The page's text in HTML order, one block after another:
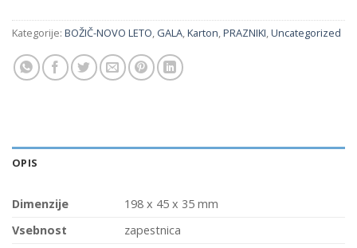
Kategorije: BOŽIČ-NOVO LETO GALA Karton PRAZNIKI Uncategorized
OPIS
Dimenzije
198 x 45 x 35 mm
Vsebnost
zapestnica